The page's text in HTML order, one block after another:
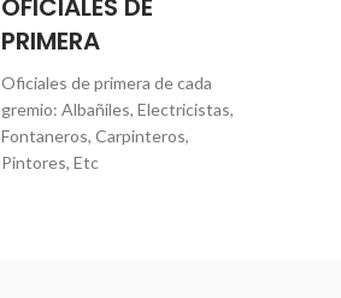
OFICIALES DE
PRIMERA
Oficiales de primera de cada
gremio: Albañiles, Electricistas,
Fontaneros, Carpinteros,
Pintores, Etc